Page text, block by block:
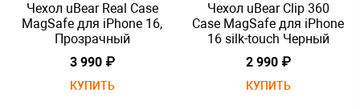
Чехол uBear Real Case
MagSafe для iPhone 16,
Прозрачный
3 990 ₽
КУПИТЬ
Чехол uBear Сlip 360
Case MagSafe для iPhone
16 silk-touch Черный
2 990 ₽
КУПИТЬ